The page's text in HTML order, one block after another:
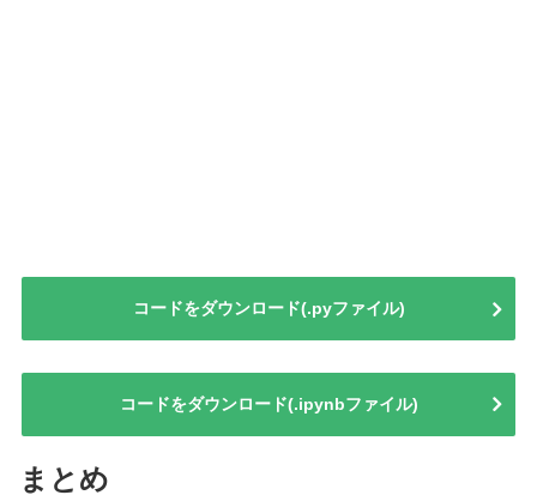
コードをダウンロード(.pyファイル)
コードをダウンロード(.ipynbファイル)
まとめ